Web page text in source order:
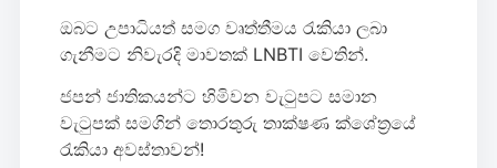
ඔබට උපාධියත් සමග වෘත්තීමය රැකියා ලබා
ගැනීමට නිවැරදි මාවතක් LNBTI වෙතින්.
ජපන් ජාතිකයන්ට හිමිවන වැටුපට සමාන
වැටුපක් සමගින් තොරතුරු තාක්ෂණ ක්ශේත්‍රයේ
රැකියා අවස්තාවන්!